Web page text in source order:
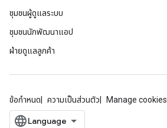
ชุมชนผู้ดูแลระบบ
ชุมชนนักพัฒนาแอป
ฝ่ายดูแลลูกค้า
ข้อกำหนด ความเป็นส่วนตัว Manage cookies